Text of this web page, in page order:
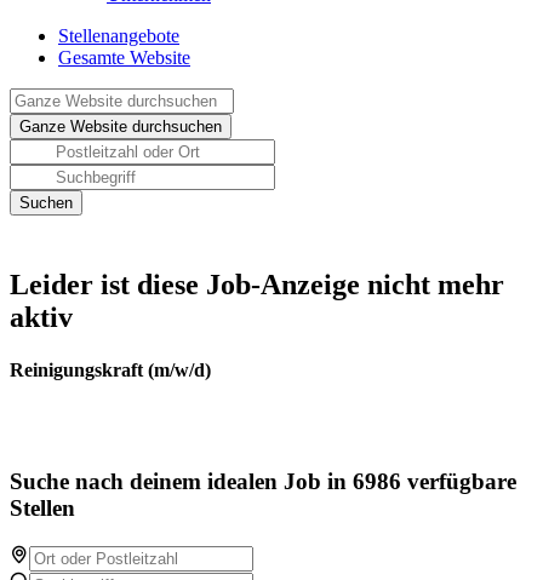
Stellenangebote
Gesamte Website
Leider ist diese Job-Anzeige nicht mehr
aktiv
Reinigungskraft (m/w/d)
Suche nach deinem idealen Job in 6986 verfügbare
Stellen